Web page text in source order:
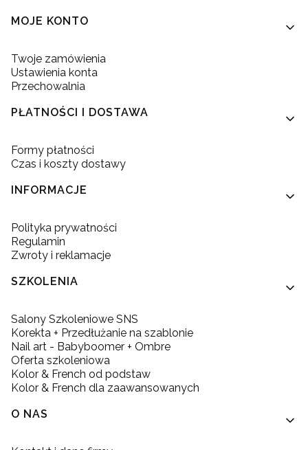
Linki w stopce
MOJE KONTO
Twoje zamówienia
Ustawienia konta
Przechowalnia
PŁATNOŚCI I DOSTAWA
Formy płatności
Czas i koszty dostawy
INFORMACJE
Polityka prywatności
Regulamin
Zwroty i reklamacje
SZKOLENIA
Salony Szkoleniowe SNS
Korekta + Przedłużanie na szablonie
Nail art - Babyboomer + Ombre
Oferta szkoleniowa
Kolor & French od podstaw
Kolor & French dla zaawansowanych
O NAS